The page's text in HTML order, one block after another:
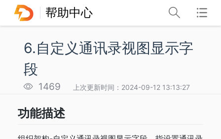
帮助中心
6.自定义通讯录视图显示字
段
1469 上次更新时间：2024-09-12 13:13:27
功能描述